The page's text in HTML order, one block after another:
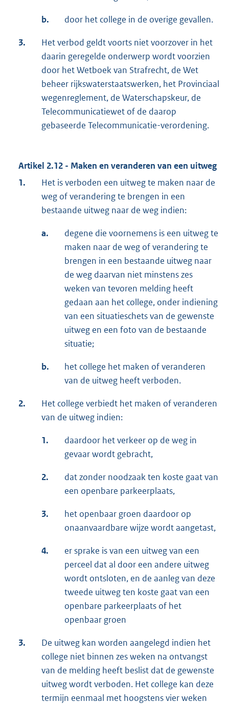
b. door het college in de overige gevallen.
3.
Het verbod geldt voorts niet voorzover in het
daarin geregelde onderwerp wordt voorzien
door het Wetboek van Strafrecht, de Wet
beheer rijkswaterstaatswerken, het Provinciaal
wegenreglement, de Waterschapskeur, de
Telecommunicatiewet of de daarop
gebaseerde Telecommunicatie-verordening.
Artikel 2.12 - Maken en veranderen van een uitweg
1.
Het is verboden een uitweg te maken naar de
weg of verandering te brengen in een
bestaande uitweg naar de weg indien:
a.
degene die voornemens is een uitweg te
maken naar de weg of verandering te
brengen in een bestaande uitweg naar
de weg daarvan niet minstens zes
weken van tevoren melding heeft
gedaan aan het college, onder indiening
van een situatieschets van de gewenste
uitweg en een foto van de bestaande
situatie;
b.
het college het maken of veranderen
van de uitweg heeft verboden.
2.
Het college verbiedt het maken of veranderen
van de uitweg indien:
1.
daardoor het verkeer op de weg in
gevaar wordt gebracht,
2.
dat zonder noodzaak ten koste gaat van
een openbare parkeerplaats,
3.
het openbaar groen daardoor op
onaanvaardbare wijze wordt aangetast,
4.
er sprake is van een uitweg van een
perceel dat al door een andere uitweg
wordt ontsloten, en de aanleg van deze
tweede uitweg ten koste gaat van een
openbare parkeerplaats of het
openbaar groen
3.
De uitweg kan worden aangelegd indien het
college niet binnen zes weken na ontvangst
van de melding heeft beslist dat de gewenste
uitweg wordt verboden. Het college kan deze
termijn eenmaal met hoogstens vier weken